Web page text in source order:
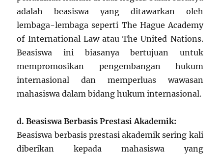
adalah beasiswa yang ditawarkan oleh
lembaga-lembaga seperti The Hague Academy
of International Law atau The United Nations.
Beasiswa ini biasanya bertujuan untuk
mempromosikan pengembangan hukum
internasional dan memperluas wawasan
mahasiswa dalam bidang hukum internasional.
d. Beasiswa Berbasis Prestasi Akademik:
Beasiswa berbasis prestasi akademik sering kali
diberikan kepada mahasiswa yang